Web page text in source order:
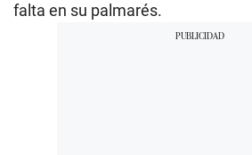
falta en su palmarés.